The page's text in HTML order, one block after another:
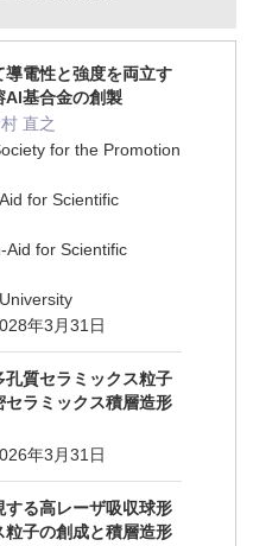
電性と強度を両立す
Al基合金の創製
直之
for the Promotion
for Scientific
Aid for Scientific
年3月31日
質セラミックス粒子
ラミックス積層造形
年3月31日
する高レーザ吸収球形
粒子の創成と積層造形